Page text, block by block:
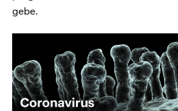
gebe.